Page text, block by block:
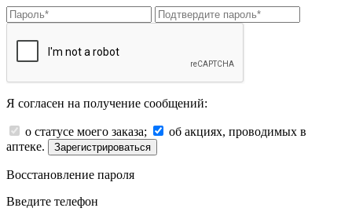
Я согласен на получение сообщений:
о статусе моего заказа;
об акциях, проводимых в
аптеке.
Зарегистрироваться
Восстановление пароля
Введите телефон